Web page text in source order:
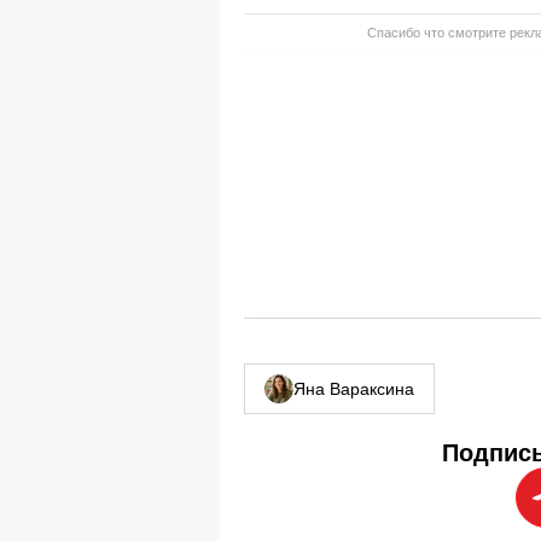
Спасибо что смотрите
Яна Вараксина